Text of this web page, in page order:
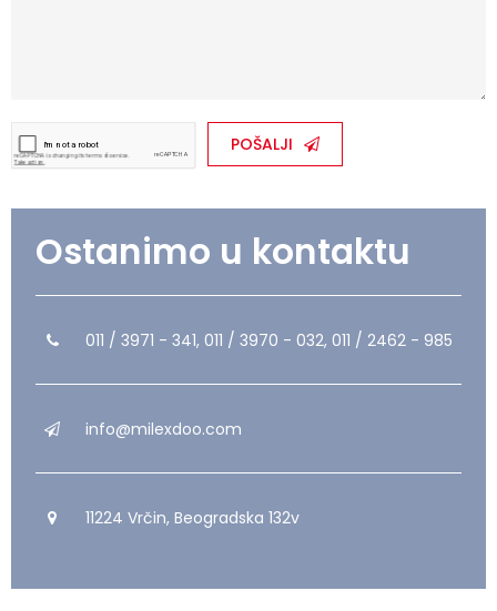
POŠALJI
Ostanimo u kontaktu
011 / 3971 - 341, 011 / 3970 - 032, 011 / 2462 - 985
info@milexdoo.com
11224 Vrčin, Beogradska 132v